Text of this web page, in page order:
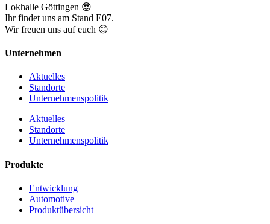
Lokhalle Göttingen 😎
Ihr findet uns am Stand E07.
Wir freuen uns auf euch 😊
Unternehmen
Aktuelles
Standorte
Unternehmenspolitik
Aktuelles
Standorte
Unternehmenspolitik
Produkte
Entwicklung
Automotive
Produktübersicht